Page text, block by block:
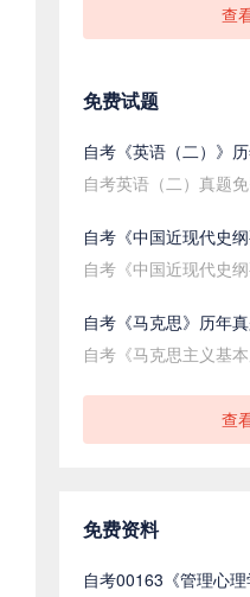
查
免费试题
自考《英语（二）》
自考英语（二）真题
自考《中国近现代史
自考《马克思》历年
自考《马克思主义基
查
免费资料